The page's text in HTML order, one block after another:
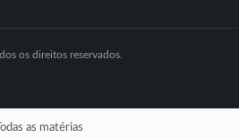
os direitos reservados.
Todas as matérias